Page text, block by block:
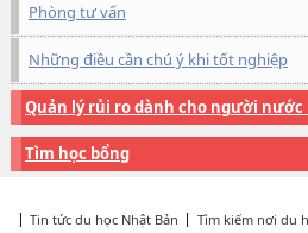
Phòng tư vấn
Những điều cần chú ý khi tốt nghiệp
Quản lý rủi ro dành cho người nước
Tìm học bổng
Tin tức du học Nhật Bản Tìm kiếm nơi du